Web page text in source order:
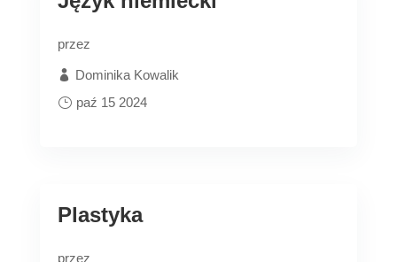
przez
Dominika Kowalik
paź 15 2024
Plastyka
przez